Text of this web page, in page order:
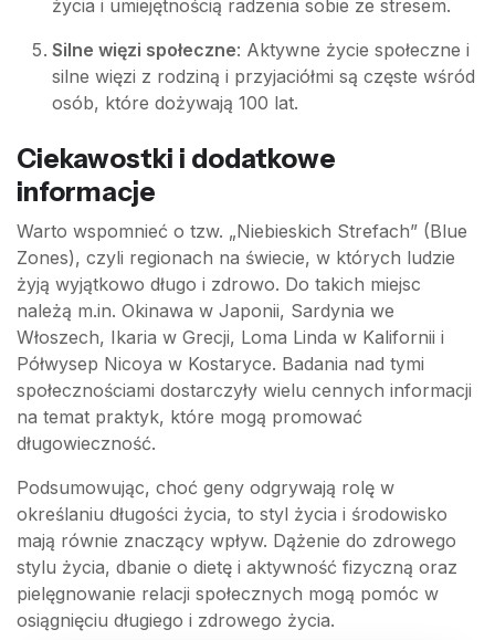
życia i umiejętnością radzenia sobie ze stresem.
Silne więzi społeczne: Aktywne życie społeczne i
silne więzi z rodziną i przyjaciółmi są częste wśród
osób, które dożywają 100 lat.
Ciekawostki i dodatkowe
informacje
Warto wspomnieć o tzw. „Niebieskich Strefach” (Blue
Zones), czyli regionach na świecie, w których ludzie
żyją wyjątkowo długo i zdrowo. Do takich miejsc
należą m.in. Okinawa w Japonii, Sardynia we
Włoszech, Ikaria w Grecji, Loma Linda w Kalifornii i
Półwysep Nicoya w Kostaryce. Badania nad tymi
społecznościami dostarczyły wielu cennych informacji
na temat praktyk, które mogą promować
długowieczność.
Podsumowując, choć geny odgrywają rolę w
określaniu długości życia, to styl życia i środowisko
mają równie znaczący wpływ. Dążenie do zdrowego
stylu życia, dbanie o dietę i aktywność fizyczną oraz
pielęgnowanie relacji społecznych mogą pomóc w
osiągnięciu długiego i zdrowego życia.